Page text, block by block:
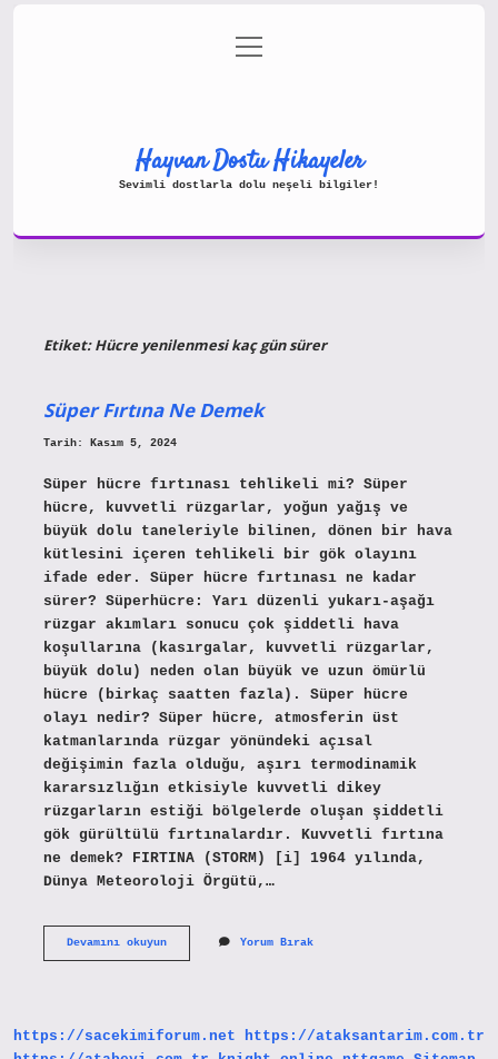
Gizlilik Politikası
menüyü
aç
Hayvan Dostu Hikayeler
Sevimli dostlarla dolu neşeli bilgiler!
Etiket:Hücre yenilenmesi kaç gün sürer
Süper Fırtına Ne Demek
Tarih: Kasım 5, 2024
Süper hücre fırtınası tehlikeli mi? Süper
hücre, kuvvetli rüzgarlar, yoğun yağış ve
büyük dolu taneleriyle bilinen, dönen bir hava
kütlesini içeren tehlikeli bir gök olayını
ifade eder. Süper hücre fırtınası ne kadar
sürer? Süperhücre: Yarı düzenli yukarı-aşağı
rüzgar akımları sonucu çok şiddetli hava
koşullarına (kasırgalar, kuvvetli rüzgarlar,
büyük dolu) neden olan büyük ve uzun ömürlü
hücre (birkaç saatten fazla). Süper hücre
olayı nedir? Süper hücre, atmosferin üst
katmanlarında rüzgar yönündeki açısal
değişimin fazla olduğu, aşırı termodinamik
kararsızlığın etkisiyle kuvvetli dikey
rüzgarların estiği bölgelerde oluşan şiddetli
gök gürültülü fırtınalardır. Kuvvetli fırtına
ne demek? FIRTINA (STORM) [i] 1964 yılında,
Dünya Meteoroloji Örgütü,…
Devamını okuyunSüper
Yorum Bırak
https://sacekimiforum.net
https://ataksantarim.com.tr